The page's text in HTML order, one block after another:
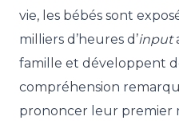
vie, les bébés sont
milliers d’heures d’input
famille et développent
compréhension
prononcer leur premier